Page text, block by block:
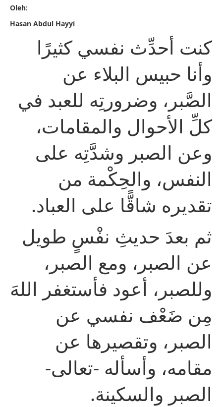
Oleh:
Hasan Abdul Hayyi
كنت أحدِّث نفسي كثيرًا
وأنا حبيس البلاء عن
الصَّبر، وضرورتِه للعبد في
كلِّ الأحوال والمقامات،
وعن الصبر وشدَّتِه على
النفس، والحِكْمة من
تقديره شاقًّا على العباد.
ثم بعدَ حديثِ نفْسٍ طويل
عن الصبر، ومع الصبر،
وللصبر، أعود فأستغفر اللهَ
مِن ضَعْف نفسي عن
الصبر، وتقصيرها عن
مقامه، وأسأله -تعالى-
الصبر والسكينة.